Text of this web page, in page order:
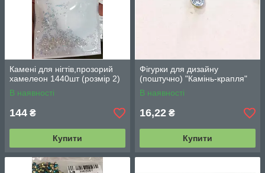
Камені для нігтів,прозорий
хамелеон 1440шт (розмір 2)
В наявності
144 ₴
Купити
Фігурки для дизайну
(поштучно) "Камінь-крапля"
В наявності
16,22 ₴
Купити